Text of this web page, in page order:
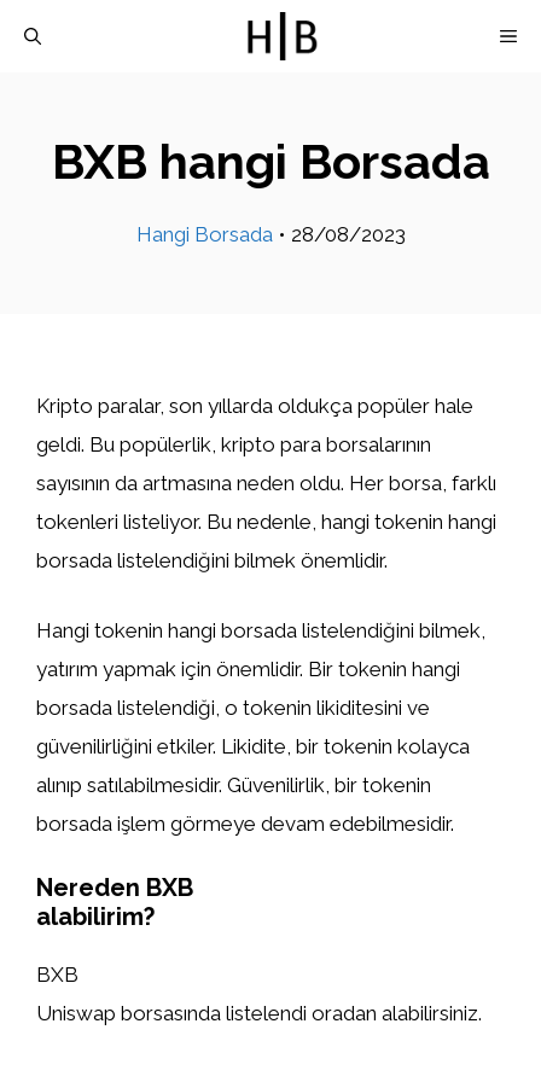
BXB hangi Borsada
Hangi Borsada • 28/08/2023
Kripto paralar, son yıllarda oldukça popüler hale
geldi. Bu popülerlik, kripto para borsalarının
sayısının da artmasına neden oldu. Her borsa, farklı
tokenleri listeliyor. Bu nedenle, hangi tokenin hangi
borsada listelendiğini bilmek önemlidir.
Hangi tokenin hangi borsada listelendiğini bilmek,
yatırım yapmak için önemlidir. Bir tokenin hangi
borsada listelendiği, o tokenin likiditesini ve
güvenilirliğini etkiler. Likidite, bir tokenin kolayca
alınıp satılabilmesidir. Güvenilirlik, bir tokenin
borsada işlem görmeye devam edebilmesidir.
Nereden BXB
alabilirim?
BXB
Uniswap borsasında listelendi oradan alabilirsiniz.